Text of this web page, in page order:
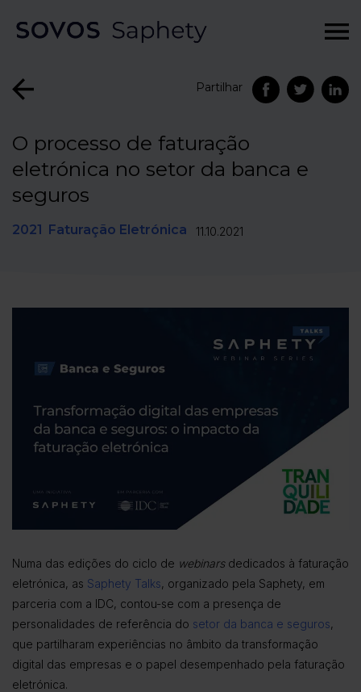
O processo de faturação
eletrónica no setor da banca e
seguros
2021 Faturação Eletrónica 11.10.2021
Partilhar
Numa das edições do ciclo de webinarsdedicados à faturação
eletrónica, as Saphety Talks, organizado pela Saphety, em
parceria com a IDC, contou-se com a presença de
personalidades de referência do setor da banca e seguros,
que partilharam experiências no âmbito da transformação
digital das empresas e o papel desempenhado pela faturação
eletrónica.